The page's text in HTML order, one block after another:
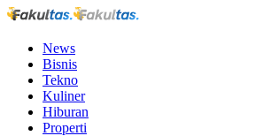
News
Bisnis
Tekno
Kuliner
Hiburan
Properti